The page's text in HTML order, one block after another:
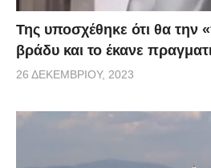
Της υποσχέθηκε ότι θα την
βράδυ και το έκανε
26 ΔΕΚΕΜΒΡΊΟΥ, 2023